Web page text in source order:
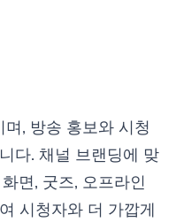
, 방송 홍보와 시청
다. 채널 브랜딩에 맞
면, 굿즈, 오프라인
시청자와 더 가깝게